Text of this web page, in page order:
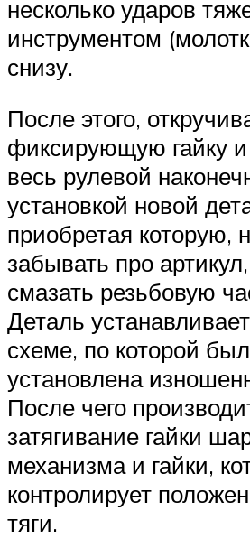
несколько ударов
инструментом
снизу.
После этого,
фиксирующую гайку
весь рулевой
установкой новой
приобретая которую,
забывать про
смазать резьбовую
Деталь
схеме, по которой
установлена
После чего
затягивание гайки
механизма и гайки,
контролирует
тяги.